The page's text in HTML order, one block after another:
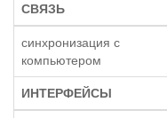
СВЯЗЬ
синхронизация с
компьютером
ИНТЕРФЕЙСЫ